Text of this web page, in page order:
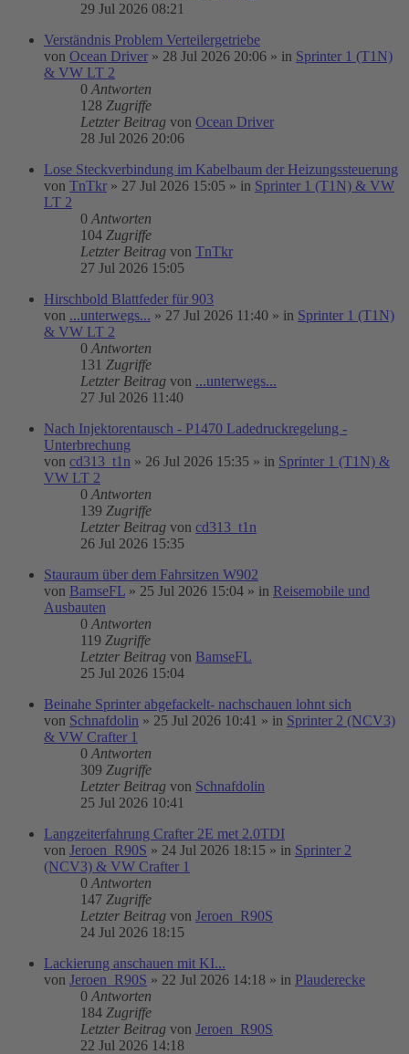
29 Jul 2026 08:21
Verständnis Problem Verteilergetriebe
von Ocean Driver » 28 Jul 2026 20:06 » in Sprinter 1 (T1N)
& VW LT 2
0 Antworten
128 Zugriffe
Letzter Beitrag von Ocean Driver
28 Jul 2026 20:06
Lose Steckverbindung im Kabelbaum der Heizungssteuerung
von TnTkr » 27 Jul 2026 15:05 » in Sprinter 1 (T1N) & VW
LT 2
0 Antworten
104 Zugriffe
Letzter Beitrag von TnTkr
27 Jul 2026 15:05
Hirschbold Blattfeder für 903
von ...unterwegs... » 27 Jul 2026 11:40 » in Sprinter 1 (T1N)
& VW LT 2
0 Antworten
131 Zugriffe
Letzter Beitrag von ...unterwegs...
27 Jul 2026 11:40
Nach Injektorentausch - P1470 Ladedruckregelung -
Unterbrechung
von cd313_t1n » 26 Jul 2026 15:35 » in Sprinter 1 (T1N) &
VW LT 2
0 Antworten
139 Zugriffe
Letzter Beitrag von cd313_t1n
26 Jul 2026 15:35
Stauraum über dem Fahrsitzen W902
von BamseFL » 25 Jul 2026 15:04 » in Reisemobile und
Ausbauten
0 Antworten
119 Zugriffe
Letzter Beitrag von BamseFL
25 Jul 2026 15:04
Beinahe Sprinter abgefackelt- nachschauen lohnt sich
von Schnafdolin » 25 Jul 2026 10:41 » in Sprinter 2 (NCV3)
& VW Crafter 1
0 Antworten
309 Zugriffe
Letzter Beitrag von Schnafdolin
25 Jul 2026 10:41
Langzeiterfahrung Crafter 2E met 2.0TDI
von Jeroen_R90S » 24 Jul 2026 18:15 » in Sprinter 2
(NCV3) & VW Crafter 1
0 Antworten
147 Zugriffe
Letzter Beitrag von Jeroen_R90S
24 Jul 2026 18:15
Lackierung anschauen mit KI...
von Jeroen_R90S » 22 Jul 2026 14:18 » in Plauderecke
0 Antworten
184 Zugriffe
Letzter Beitrag von Jeroen_R90S
22 Jul 2026 14:18